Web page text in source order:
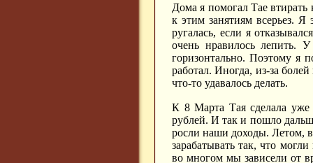
Дома я помогал Тае втирать
к этим занятиям всерьез. Я
ругалась, если я
очень нравилось лепить.
горизонтально. Поэтому я
работал. Иногда, из-за
что-то удавалось делать.
К 8 Марта Тая сделала уже
рублей. И так и пошло
росли наши доходы. Летом,
зарабатывать так, что
во многом мы зависели от